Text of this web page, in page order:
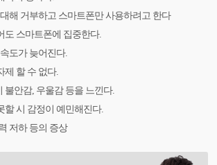
해 거부하고 스마트폰만 사용하려고 한다
도 스마트폰에 집중한다.
도가 늦어진다.
제 할 수 없다.
불안감, 우울감 등을 느낀다.
할 시 감정이 예민해진다.
저하 등의 증상